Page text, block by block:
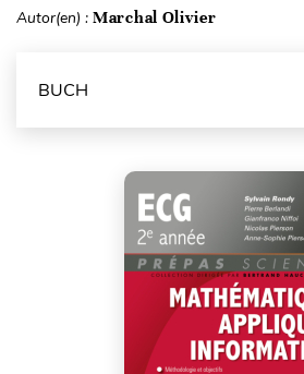
Autor(en) : Marchal Olivier
BUCH